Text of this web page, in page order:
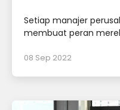
Setiap manajer
membuat peran
08 Sep 2022